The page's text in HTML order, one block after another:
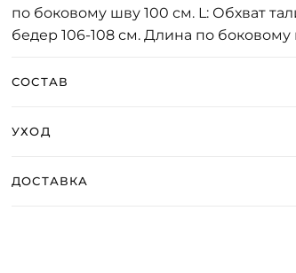
по боковому шву 100 см. L: Обхват
бедер 106-108 см. Длина по боковому
СОСТАВ
УХОД
ДОСТАВКА